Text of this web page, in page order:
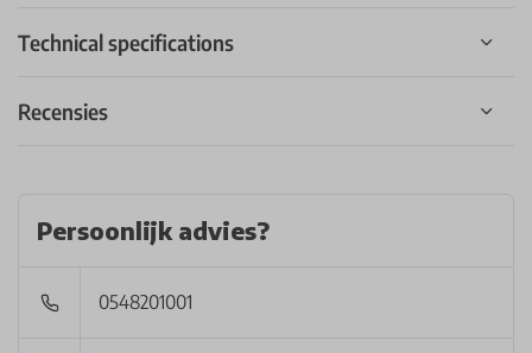
Technical specifications
Recensies
Persoonlijk advies?
0548201001